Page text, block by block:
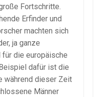
Fortschritte.
Erfinder und
machten sich
ja ganze
für die europäische
dafür ist die
während dieser Zeit
Männer